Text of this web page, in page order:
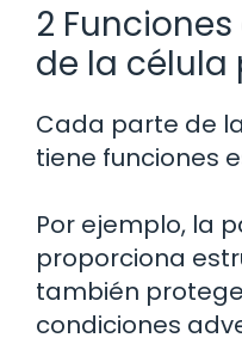
2
de la
Cada parte de
tiene funciones
Por ejemplo, la
proporciona
también
condiciones